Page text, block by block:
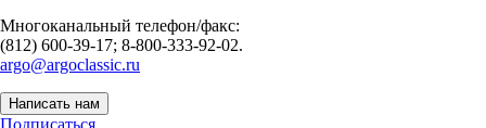
Многоканальный телефон/факс:
(812) 600-39-17; 8-800-333-92-02.
argo@argoclassic.ru
Написать нам